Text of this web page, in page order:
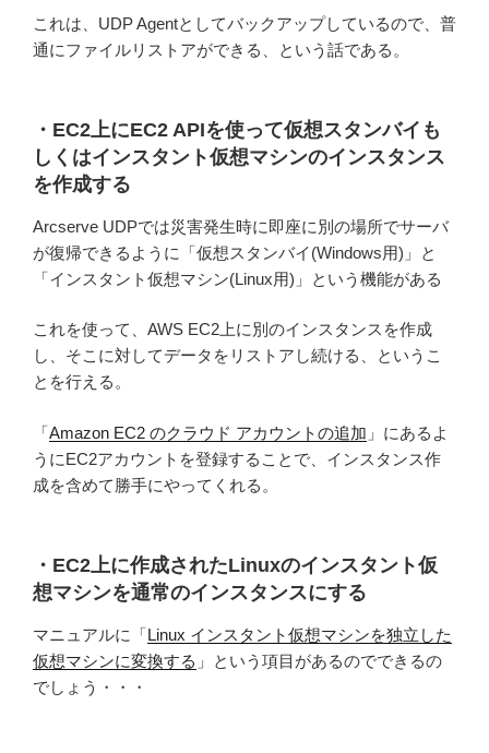
これは、UDP Agentとしてバックアップしているので、普
通にファイルリストアができる、という話である。
・EC2上にEC2 APIを使って仮想スタンバイも
しくはインスタント仮想マシンのインスタンス
を作成する
Arcserve UDPでは災害発生時に即座に別の場所でサーバ
が復帰できるように「仮想スタンバイ(Windows用)」と
「インスタント仮想マシン(Linux用)」という機能がある
これを使って、AWS EC2上に別のインスタンスを作成
し、そこに対してデータをリストアし続ける、というこ
とを行える。
「Amazon EC2 のクラウド アカウントの追加 」にあるよ
うにEC2アカウントを登録することで、インスタンス作
成を含めて勝手にやってくれる。
・EC2上に作成されたLinuxのインスタント仮
想マシンを通常のインスタンスにする
マニュアルに「Linux インスタント仮想マシンを独立した
仮想マシンに変換する 」という項目があるのでできるの
でしょう・・・